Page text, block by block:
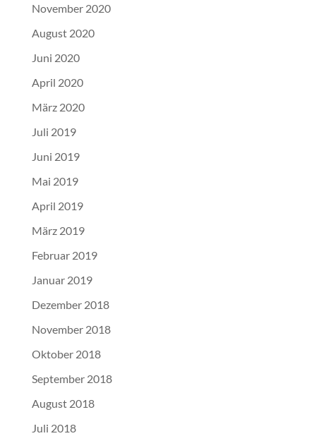
November 2020
August 2020
Juni 2020
April 2020
März 2020
Juli 2019
Juni 2019
Mai 2019
April 2019
März 2019
Februar 2019
Januar 2019
Dezember 2018
November 2018
Oktober 2018
September 2018
August 2018
Juli 2018